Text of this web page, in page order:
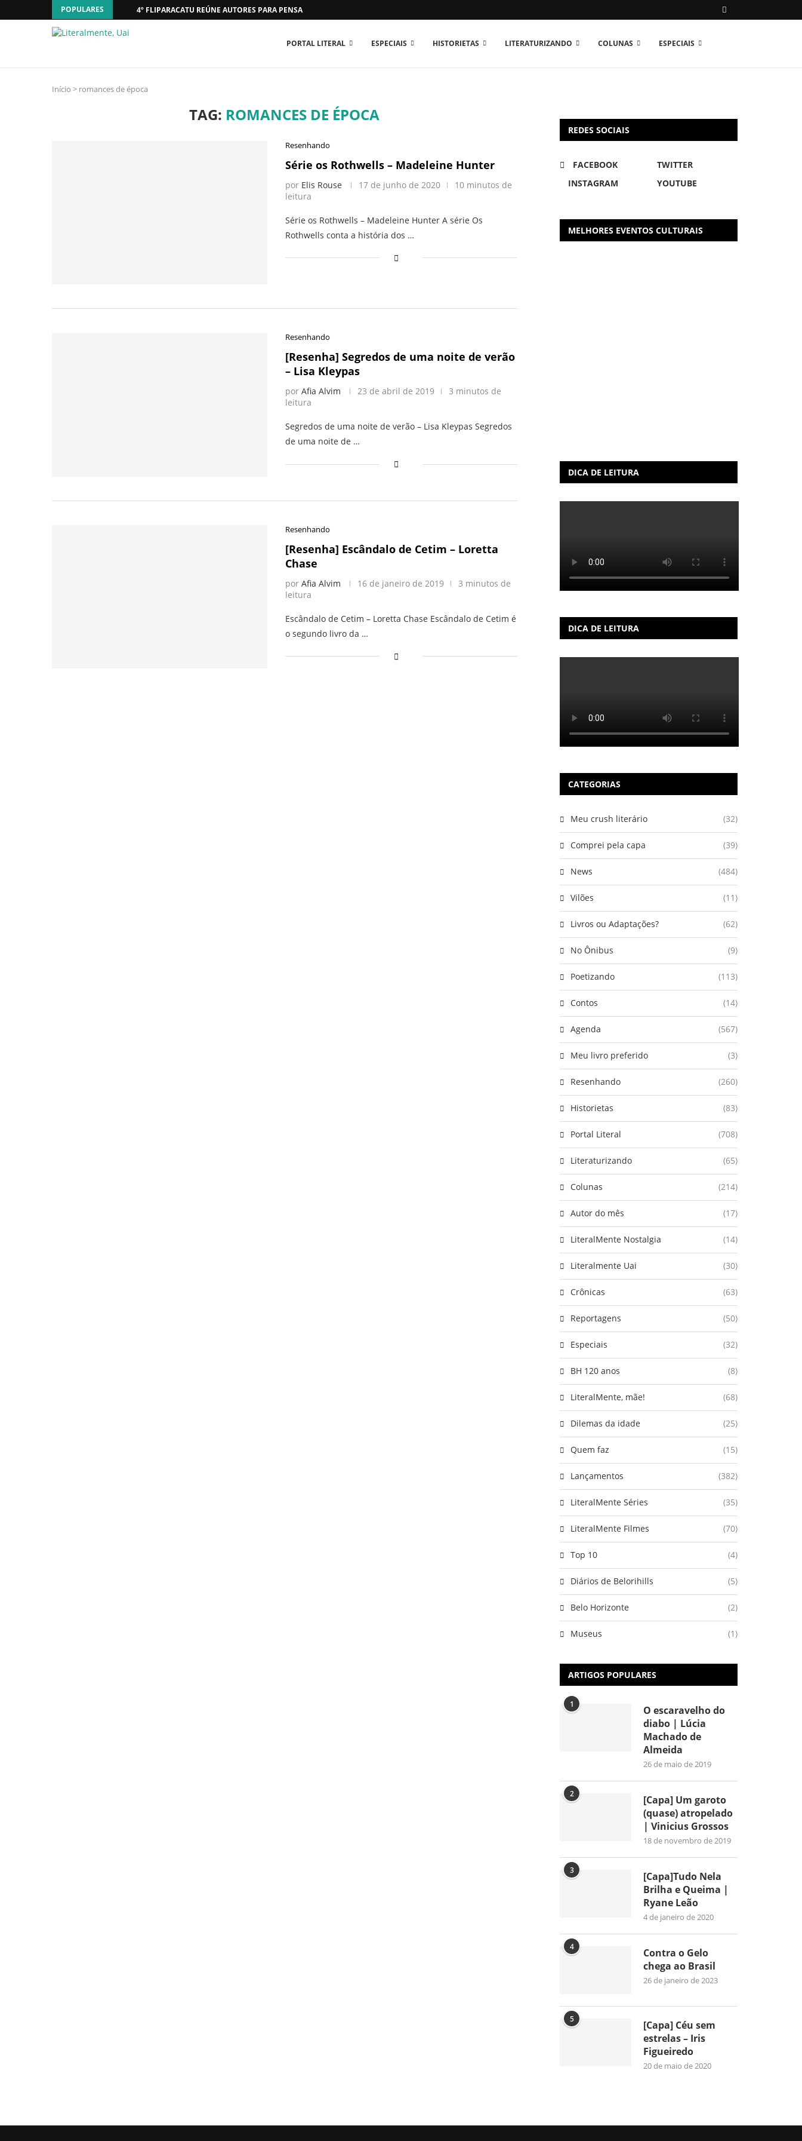
POPULARES 4º FLIPARACATU REÚNE AUTORES PARA PENSAR O MUNDO...
PORTAL LITERAL ESPECIAIS HISTORIETAS LITERATURIZANDO COLUNAS ESPECIAIS
Início > romances de época
TAG: ROMANCES DE ÉPOCA
Resenhando
Série os Rothwells – Madeleine Hunter
por Elis Rouse 17 de junho de 2020
10 minutos de
leitura
Série os Rothwells – Madeleine Hunter A série Os
Rothwells conta a história dos …
Resenhando
[Resenha] Segredos de uma noite de verão
– Lisa Kleypas
por Afia Alvim 23 de abril de 2019
3 minutos de
leitura
Segredos de uma noite de verão – Lisa Kleypas Segredos
de uma noite de …
Resenhando
[Resenha] Escândalo de Cetim – Loretta
Chase
por Afia Alvim 16 de janeiro de 2019
3 minutos de
leitura
Escândalo de Cetim – Loretta Chase Escândalo de Cetim é
o segundo livro da …
REDES SOCIAIS
FACEBOOK
TWITTER
INSTAGRAM
YOUTUBE
MELHORES EVENTOS CULTURAIS
DICA DE LEITURA
DICA DE LEITURA
CATEGORIAS
Meu crush literário (32)
Comprei pela capa (39)
News (484)
Vilões (11)
Livros ou Adaptações? (62)
No Ônibus (9)
Poetizando (113)
Contos (14)
Agenda (567)
Meu livro preferido (3)
Resenhando (260)
Historietas (83)
Portal Literal (708)
Literaturizando (65)
Colunas (214)
Autor do mês (17)
LiteralMente Nostalgia (14)
Literalmente Uai (30)
Crônicas (63)
Reportagens (50)
Especiais (32)
BH 120 anos (8)
LiteralMente, mãe! (68)
Dilemas da idade (25)
Quem faz (15)
Lançamentos (382)
LiteralMente Séries (35)
LiteralMente Filmes (70)
Top 10 (4)
Diários de Belorihills (5)
Belo Horizonte (2)
Museus (1)
ARTIGOS POPULARES
1
O escaravelho do
diabo | Lúcia
Machado de
Almeida
26 de maio de 2019
2
[Capa] Um garoto
(quase) atropelado
| Vinicius Grossos
18 de novembro de 2019
3
[Capa]Tudo Nela
Brilha e Queima |
Ryane Leão
4 de janeiro de 2020
4
Contra o Gelo
chega ao Brasil
26 de janeiro de 2023
5
[Capa] Céu sem
estrelas – Iris
Figueiredo
20 de maio de 2020